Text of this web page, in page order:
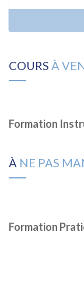
COURS À
Formation
À NE PAS
Formation